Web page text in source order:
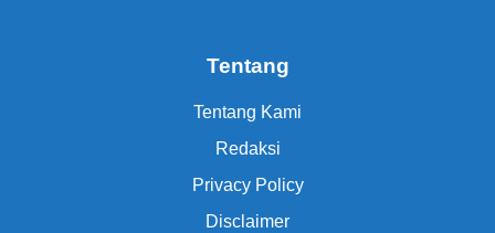
Tentang
Tentang Kami
Redaksi
Privacy Policy
Disclaimer